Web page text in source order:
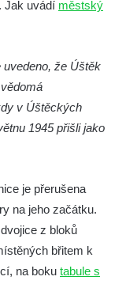
u
Jak uvádí městský
uvedeno, že Úštěk
v Úštěckých
1945 přišli jako
je přerušena
na jeho začátku.
z bloků
břitem k
na boku tabule s